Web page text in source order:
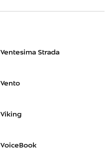
Ventesima Strada
Vento
Viking
VoiceBook